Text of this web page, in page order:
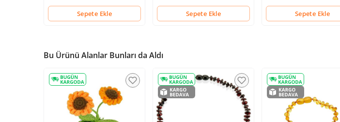
Sepete Ekle Sepete Ekle Sepete Ekle
Bu Ürünü Alanlar Bunları da Aldı